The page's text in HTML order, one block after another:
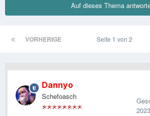
Auf dieses Thema
VORHERIGE Seite 1 von 2
Dannyo
Schefoasch
2023